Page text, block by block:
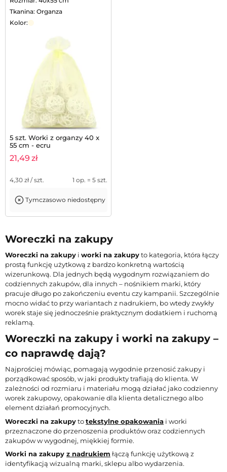
Tkanina: Organza
Kolor:
5 szt. Worki z organzy 40 x
55 cm - ecru
21,49 zł
4,30 zł / szt. 1 op. = 5 szt.
Tymczasowo niedostępny
Woreczki na zakupy
Woreczki na zakupy i worki na zakupyto kategoria, która łączy
prostą funkcję użytkową z bardzo konkretną wartością
wizerunkową. Dla jednych będą wygodnym rozwiązaniem do
codziennych zakupów, dla innych – nośnikiem marki, który
pracuje długo po zakończeniu eventu czy kampanii. Szczególnie
mocno widać to przy wariantach z nadrukiem, bo wtedy zwykły
worek staje się jednocześnie praktycznym dodatkiem i ruchomą
reklamą.
Woreczki na zakupy i worki na zakupy –
co naprawdę dają?
Najprościej mówiąc, pomagają wygodnie przenosić zakupy i
porządkować sposób, w jaki produkty trafiają do klienta. W
zależności od rozmiaru i materiału mogą działać jako codzienny
worek zakupowy, opakowanie dla klienta detalicznego albo
element działań promocyjnych.
Woreczki na zakupytotekstylne opakowania i worki
przeznaczone do przenoszenia produktów oraz codziennych
zakupów w wygodnej, miękkiej formie.
Worki na zakupy z nadrukiem łączą funkcję użytkową z
identyfikacją wizualną marki, sklepu albo wydarzenia.